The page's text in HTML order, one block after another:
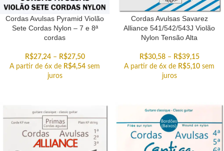
Cordas Avulsas Pyramid Violão
Sete Cordas Nylon – 7 e 8ª
cordas
R$27,24 – R$27,50
A partir de 6x de R$4,54 sem
juros
Cordas Avulsas Savarez
Alliance 541/542/543J Violão
Nylon Tensão Alta
R$30,58 – R$39,15
A partir de 6x de R$5,10 sem
juros